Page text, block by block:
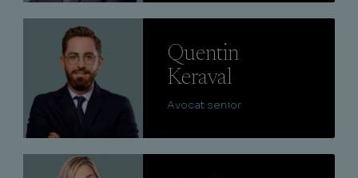
Quentin
Keraval
Avocat senior